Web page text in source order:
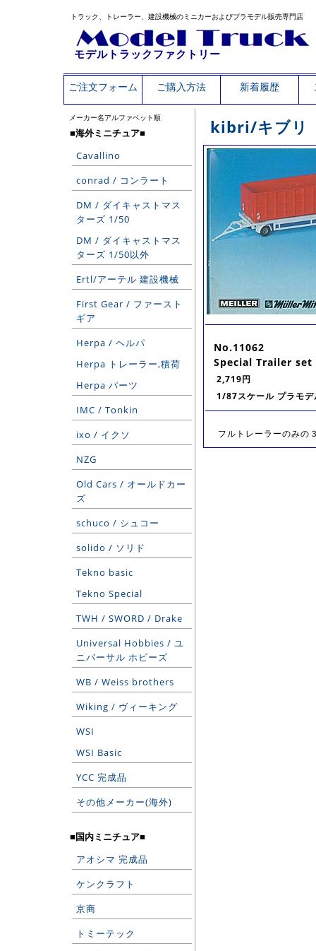
トラック、トレーラー、建設機械のミニカーおよびプラモデル販売専門店
モデルトラックファクトリー
ご注文フォーム ご購入方法 新着履歴
メーカー名アルファベット順
■海外ミニチュア■
Cavallino
conrad / コンラート
DM / ダイキャストマス
ターズ 1/50
DM / ダイキャストマス
ターズ 1/50以外
Ertl/アーテル 建設機械
First Gear / ファースト
ギア
Herpa / ヘルパ
Herpa トレーラー,積荷
Herpa パーツ
IMC / Tonkin
ixo / イクソ
NZG
Old Cars / オールドカー
ズ
schuco / シュコー
solido / ソリド
Tekno basic
Tekno Special
TWH / SWORD / Drake
Universal Hobbies / ユ
ニバーサル ホビーズ
WB / Weiss brothers
Wiking / ヴィーキング
WSI
WSI Basic
YCC 完成品
その他メーカー(海外)
■国内ミニチュア■
アオシマ 完成品
ケンクラフト
京商
トミーテック
kibri/キブリ
No.11062
Special Trailer set
2,719円
1/87スケール プラモデ
フルトレーラーのみ